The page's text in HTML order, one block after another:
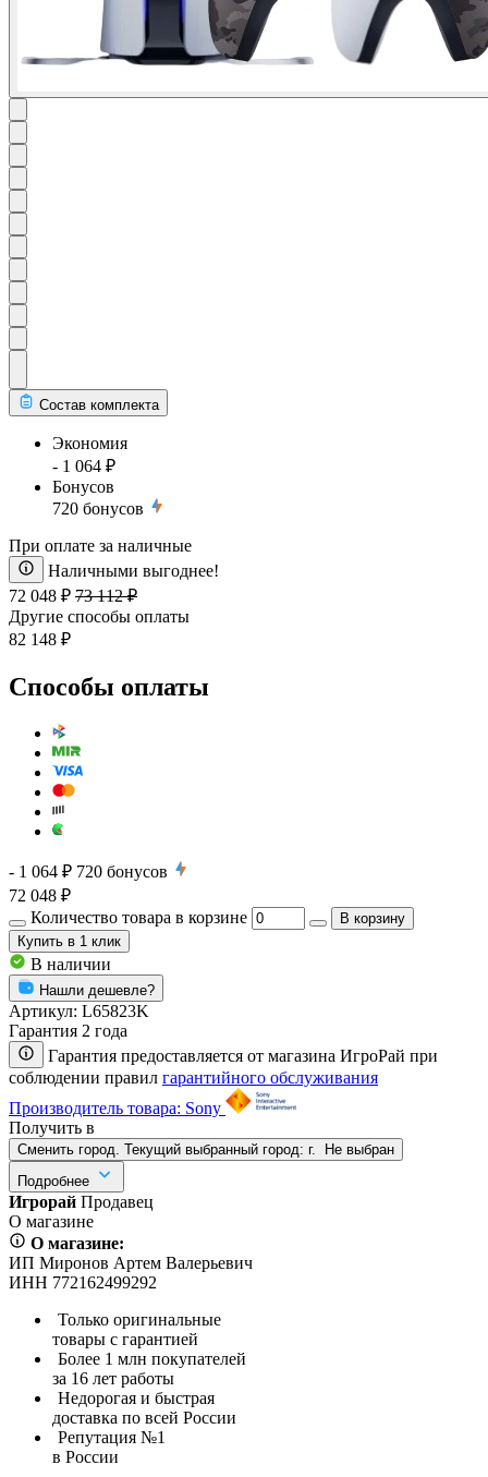
Состав комплекта
Экономия
- 1 064 ₽
Бонусов
720 бонусов
При оплате за наличные
Наличными выгоднее!
72 048 ₽ 73 112 ₽
Другие способы оплаты
82 148 ₽
Способы оплаты
- 1 064 ₽ 720 бонусов
72 048 ₽
Количество товара в корзине
В корзину
Купить в 1 клик
В наличии
Нашли дешевле?
Артикул: L65823K
Гарантия 2 года
Гарантия предоставляется от магазина ИгроРай при
соблюдении правил гарантийного обслуживания
Производитель товара: Sony
Получить в
Сменить город. Текущий выбранный город: г.
Не выбран
Подробнее
Игрорай Продавец
О магазине
О магазине:
ИП Миронов Артем Валерьевич
ИНН 772162499292
Только оригинальные
товары с гарантией
Более 1 млн покупателей
за 16 лет работы
Недорогая и быстрая
доставка по всей России
Репутация №1
в России